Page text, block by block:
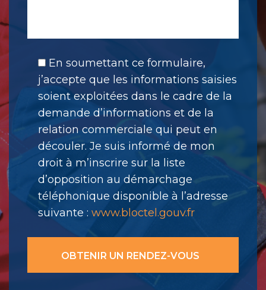
En soumettant ce formulaire,
j’accepte que les informations saisies
soient exploitées dans le cadre de la
demande d’informations et de la
relation commerciale qui peut en
découler. Je suis informé de mon
droit à m’inscrire sur la liste
d’opposition au démarchage
téléphonique disponible à l’adresse
suivante : www.bloctel.gouv.fr